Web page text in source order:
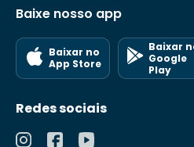
Baixe nosso app
Baixar no
App Store
Baixar
Google
Play
Redes sociais